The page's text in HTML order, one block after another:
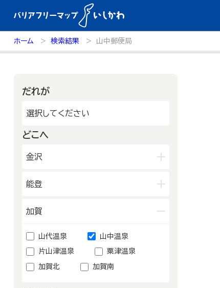
ホーム 検索結果 山中郵便局
だれが
選択してください
どこへ
金沢
兼六園・金沢城・21世紀美術館周
辺
近江町市場周辺
金沢中央 金沢北
金沢南
能登
輪島朝市周辺
能登中央 能登南
加賀
山代温泉 山中温泉
片山津温泉 粟津温泉
加賀北 加賀南